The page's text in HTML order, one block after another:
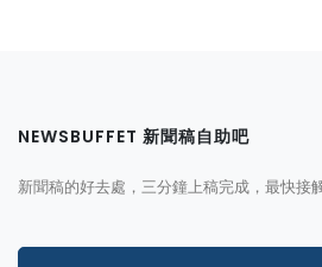
NEWSBUFFET 新聞稿自助吧
新聞稿的好去處，三分鐘上稿完成，最快接